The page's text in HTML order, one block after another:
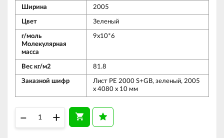
Ширина 2005
Цвет Зеленый
г/моль
Молекулярная
масса
9x10*6
Вес кг/м2 81.8
Заказной шифр
Лист PE 2000 S+GB, зеленый, 2005
х 4080 х 10 мм
– +